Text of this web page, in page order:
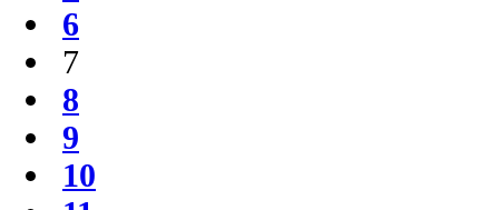
6
7
8
9
10